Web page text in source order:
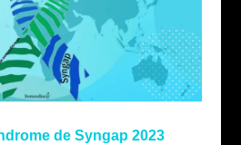
de Syngap 2023